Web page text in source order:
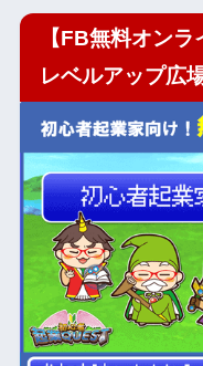
【FB無料オン
レベルアップ広